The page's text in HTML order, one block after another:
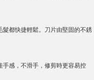
髮都快捷輕鬆。刀片由堅固的不銹
手感，不滑手，修剪時更容易控